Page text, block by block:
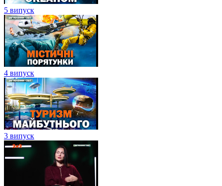
5 випуск
4 випуск
3 випуск